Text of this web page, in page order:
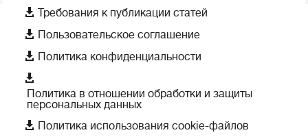
 Требования к публикации статей
 Пользовательское соглашение
 Политика конфиденциальности

Политика в отношении обработки и защиты
персональных данных
 Политика использования cookie-файлов